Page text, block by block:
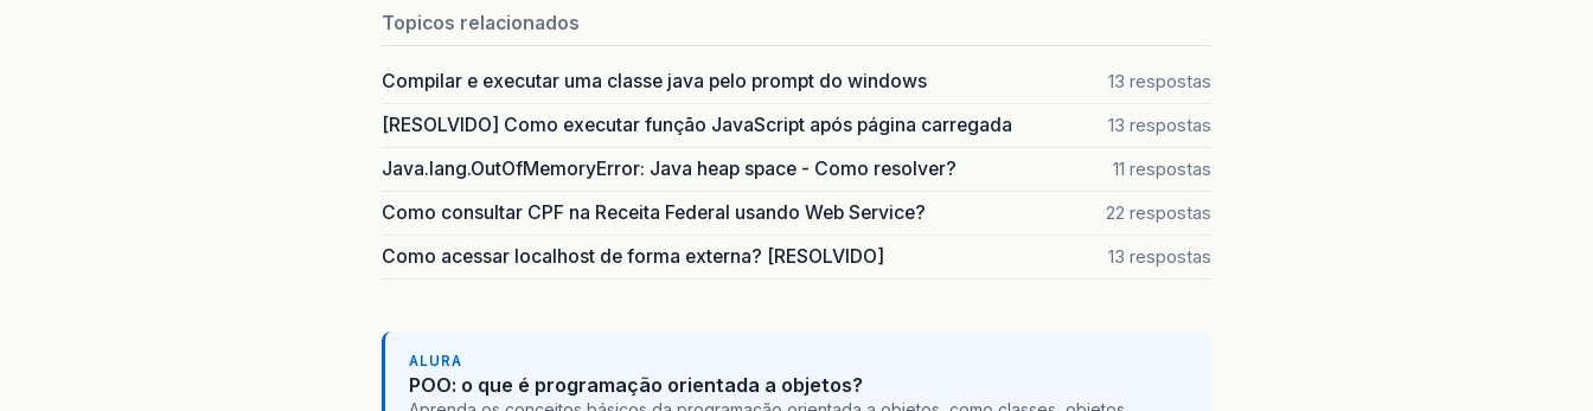
Topicos relacionados
Compilar e executar uma classe java pelo prompt do windows 13 respostas
[RESOLVIDO] Como executar função JavaScript após página carregada 13 respostas
Java.lang.OutOfMemoryError: Java heap space - Como resolver? 11 respostas
Como consultar CPF na Receita Federal usando Web Service? 22 respostas
Como acessar localhost de forma externa? [RESOLVIDO] 13 respostas
ALURA
POO: o que é programação orientada a objetos?